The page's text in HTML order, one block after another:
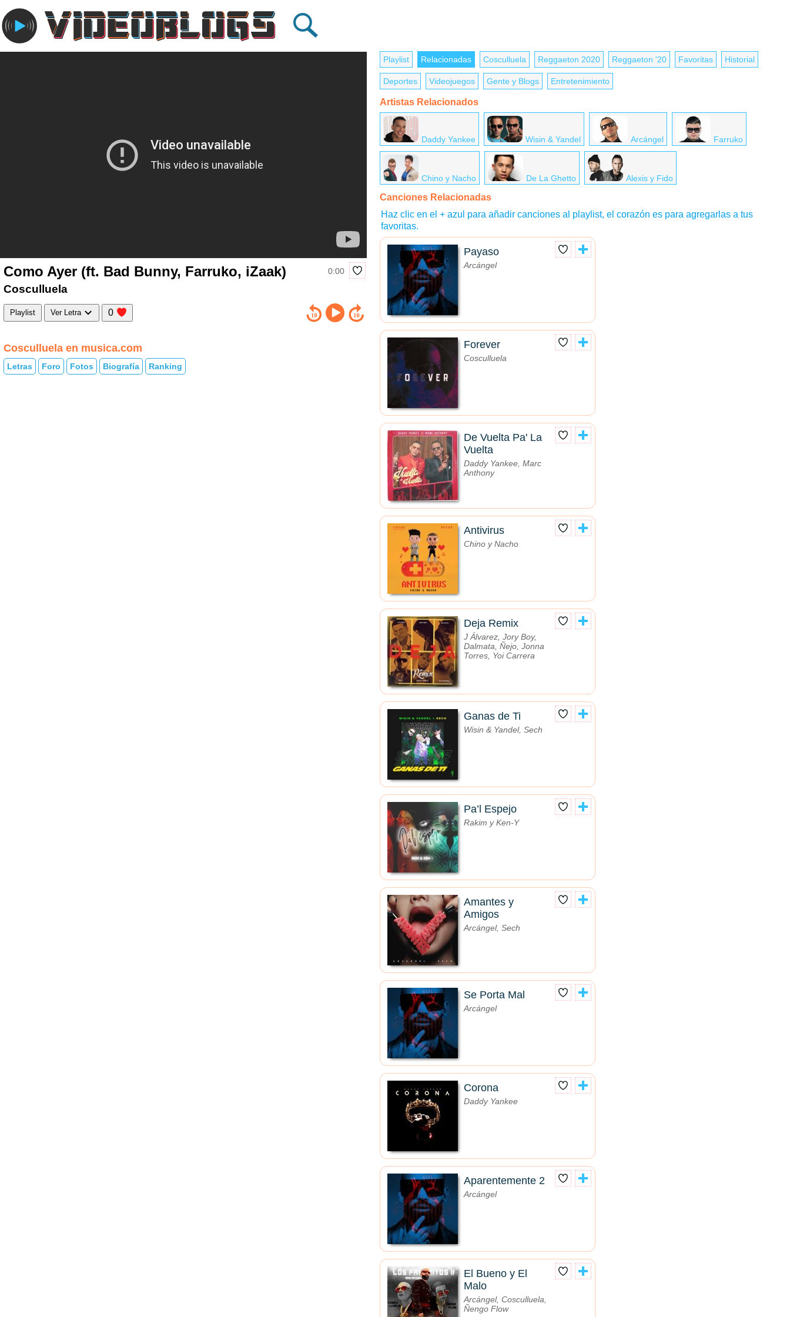
Como Ayer (ft. Bad Bunny, Farruko, iZaak) 0:00
Cosculluela
Playlist Ver Letra 0
Cosculluela en musica.com
Letras Foro Fotos Biografía Ranking
Playlist Relacionadas Cosculluela Reggaeton 2020 Reggaeton '20 Favoritas Historial
Deportes Videojuegos Gente y Blogs Entretenimiento
Artistas Relacionados
Daddy Yankee Wisin & Yandel Arcángel Farruko
Chino y Nacho De La Ghetto Alexis y Fido
Canciones Relacionadas
Haz clic en el + azul para añadir canciones al playlist, el corazón es para agregarlas a tus
favoritas.
Payaso
Arcángel
Forever
Cosculluela
De Vuelta Pa' La
Vuelta
Daddy Yankee, Marc
Anthony
Antivirus
Chino y Nacho
Deja Remix
J Álvarez, Jory Boy,
Dalmata, Ñejo, Jonna
Torres, Yoi Carrera
Ganas de Ti
Wisin & Yandel, Sech
Pa’l Espejo
Rakim y Ken-Y
Amantes y
Amigos
Arcángel, Sech
Se Porta Mal
Arcángel
Corona
Daddy Yankee
Aparentemente 2
Arcángel
El Bueno y El
Malo
Arcángel, Cosculluela,
Ñengo Flow